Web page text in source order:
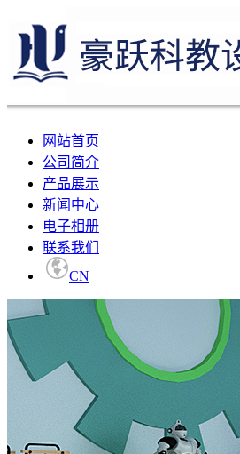
网站首页
公司简介
产品展示
新闻中心
电子相册
联系我们
CN